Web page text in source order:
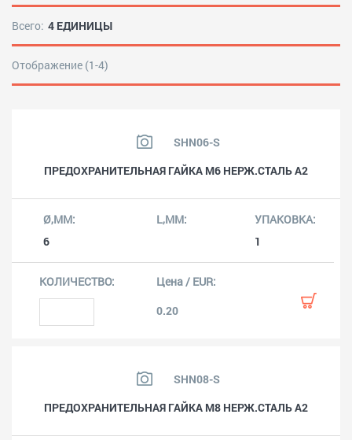
Всего: 4 ЕДИНИЦЫ
Отображение (1-4)
SHN06-S
ПРЕДОХРАНИТЕЛЬНАЯ ГАЙКА M6 НЕРЖ.СТАЛЬ A2
6 1
0.20
SHN08-S
ПРЕДОХРАНИТЕЛЬНАЯ ГАЙКА M8 НЕРЖ.СТАЛЬ A2